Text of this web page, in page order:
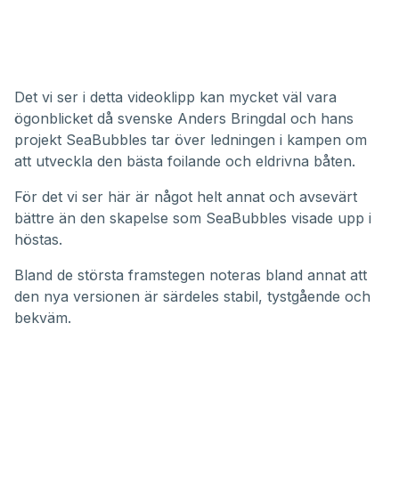
Det vi ser i detta videoklipp kan mycket väl vara
ögonblicket då svenske Anders Bringdal och hans
projekt SeaBubbles tar över ledningen i kampen om
att utveckla den bästa foilande och eldrivna båten.
För det vi ser här är något helt annat och avsevärt
bättre än den skapelse som SeaBubbles visade upp i
höstas.
Bland de största framstegen noteras bland annat att
den nya versionen är särdeles stabil, tystgående och
bekväm.